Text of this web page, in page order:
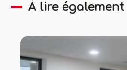
À lire également